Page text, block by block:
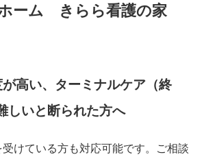
ーム きらら看護の家
高い、ターミナルケア（終
しいと断られた方へ
受けている方も対応可能です。ご相談